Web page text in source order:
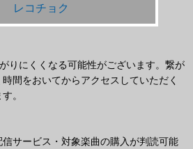
レコチョク
りにくくなる可能性がございます。繋が
間をおいてからアクセスしていただく
。
サービス・対象楽曲の購入が判読可能